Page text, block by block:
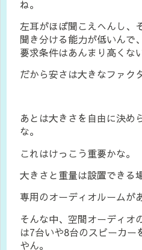
ね。
左耳がほぼ聞こえへんし、
聞き分ける能力が低いんで
要求条件はあんまり高くな
だから安さは大きなファク
あとは大きさを自由に決め
な。
これはけっこう重要かな。
大きさと重量は設置できる
専用のオーディオルームが
そんな中、空間オーディオ
は7台いや8台のスピーカー
やん。